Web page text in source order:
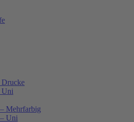
Drucke
Uni
Mehrfarbig
Uni